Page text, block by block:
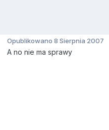
Opublikowano 8 Sierpnia 2007
A no nie ma sprawy